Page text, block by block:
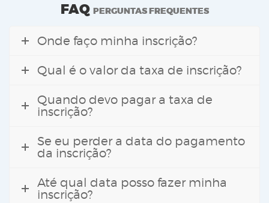
FAQ PERGUNTAS FREQUENTES
Onde faço minha inscrição?
Qual é o valor da taxa de inscrição?
Quando devo pagar a taxa de
inscrição?
Se eu perder a data do pagamento
da inscrição?
Até qual data posso fazer minha
inscrição?